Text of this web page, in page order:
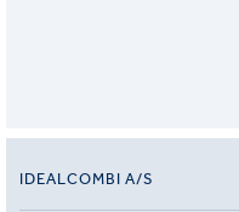
IDEALCOMBI A/S